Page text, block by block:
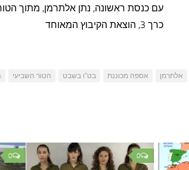
כרך 3, הוצאת הקיבוץ המאוחד
אלתרמן אספה מכוננת בט"ו בשבט הטור השביעי
0 0